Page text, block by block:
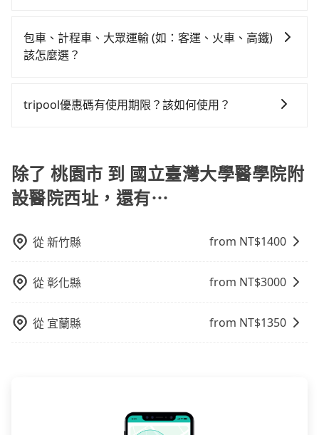
會遇到明明已經預約了時間但上一位用戶卻遲遲尚未歸
還，又或者要還車時卻偏偏找不到停車位，對於急著用
域的限制，實際可停靠的地點與你的上下車地點仍有段
前往國立臺灣大學醫學院附設醫院西址的途中可備註加
點。每個加點位置，前後額外里程數5公里內加收200
包車、計程車、大眾運輸 (如：客運、火車、高鐵)
該怎麼選？
擇： 預算：不同交通工具價格不同，可先確定您的預
車。 旅行人數：人數多時包車較方便舒適且每個人攤提
下來的車資也比較便宜，人數少可搭乘大眾運輸或計程
車。 時間：需在特定時間到達目的地可選包車或計程
和方便性可選包車和計程車，喜歡探險和體驗當地文化
tripool優惠碼有使用期限？該如何使用？
即可直接折扣抵扣訂單費用。
除了 桃園市 到 國立臺灣大學醫學院附
設醫院西址，還有⋯
從新竹縣 from NT$1400
從彰化縣 from NT$3000
從 宜蘭縣 from NT$1350